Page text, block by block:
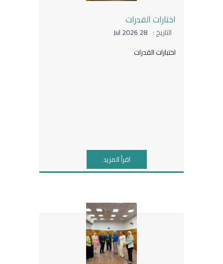
اختارات القدرات
التاريخ : 28 Jul 2026
اختبارات القدرات
اقرأ المزيد